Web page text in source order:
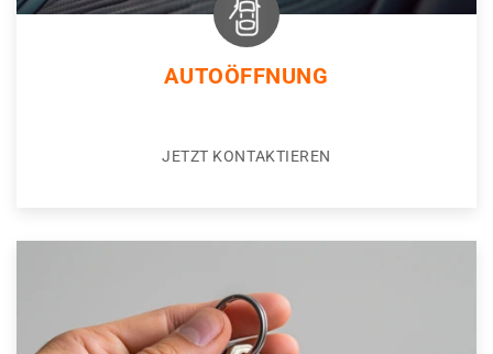
AUTOÖFFNUNG
JETZT KONTAKTIEREN